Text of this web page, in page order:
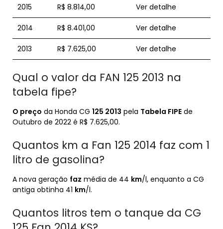
2015 R$ 8.814,00 Ver detalhe
2014 R$ 8.401,00 Ver detalhe
2013 R$ 7.625,00 Ver detalhe
Qual o valor da FAN 125 2013 na
tabela fipe?
O preço da Honda CG 125 2013 pela Tabela FIPE de
Outubro de 2022 é R$ 7.625,00.
Quantos km a Fan 125 2014 faz com 1
litro de gasolina?
A nova geração faz média de 44 km/l, enquanto a CG
antiga obtinha 41 km/l.
Quantos litros tem o tanque da CG